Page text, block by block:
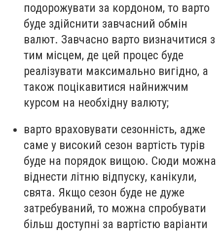
подорожувати за кордоном, то варто
буде здійснити завчасний обмін
валют. Завчасно варто визначитися з
тим місцем, де цей процес буде
реалізувати максимально вигідно, а
також поцікавитися найнижчим
курсом на необхідну валюту;
варто враховувати сезонність, адже
саме у високий сезон вартість турів
буде на порядок вищою. Сюди можна
віднести літню відпуску, канікули,
свята. Якщо сезон буде не дуже
затребуваний, то можна спробувати
більш доступні за вартістю варіанти